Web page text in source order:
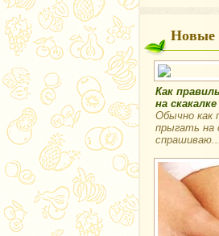
Новые
Как
на скакалке
Обычно как
прыгать на
спрашиваю...